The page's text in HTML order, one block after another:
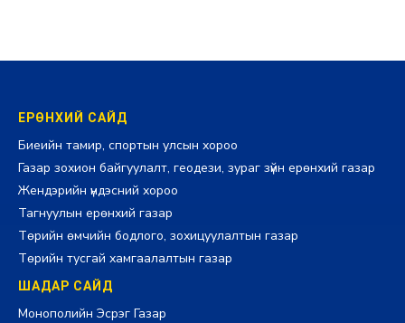
ЕРӨНХИЙ САЙД
Биеийн тамир, спортын улсын хороо
Газар зохион байгуулалт, геодези, зураг зүйн ерөнхий газар
Жендэрийн үндэсний хороо
Тагнуулын ерөнхий газар
Төрийн өмчийн бодлого, зохицуулалтын газар
Төрийн тусгай хамгаалалтын газар
ШАДАР САЙД
Монополийн Эсрэг Газар